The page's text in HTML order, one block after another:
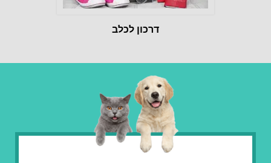
דרכון לכלב